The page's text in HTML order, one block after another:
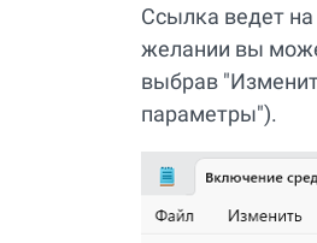
Ссылка ведет
желании вы
выбрав
параметры").